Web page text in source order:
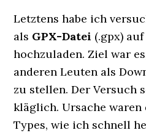
Letztens habe ich
als GPX-Datei (.gpx)
hochzuladen. Ziel war
anderen Leuten als
zu stellen. Der Versuch
kläglich. Ursache waren
Types, wie ich schnell